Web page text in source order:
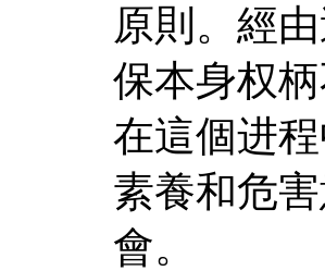
原則。經
保本身权
在這個进
素養和危
會。